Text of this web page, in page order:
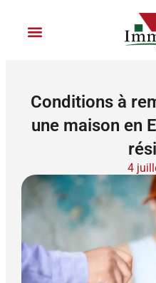
contenu
Conditions à
une maison en
4